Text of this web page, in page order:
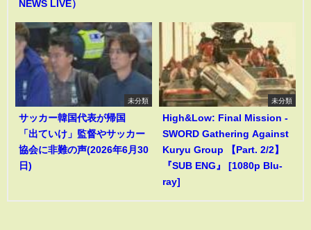
NEWS LIVE）
未分類
サッカー韓国代表が帰国
「出ていけ」監督やサッカー
協会に非難の声(2026年6月30
日)
未分類
High&Low: Final Mission -
SWORD Gathering Against
Kuryu Group 【Part. 2/2】
『SUB ENG』 [1080p Blu-
ray]